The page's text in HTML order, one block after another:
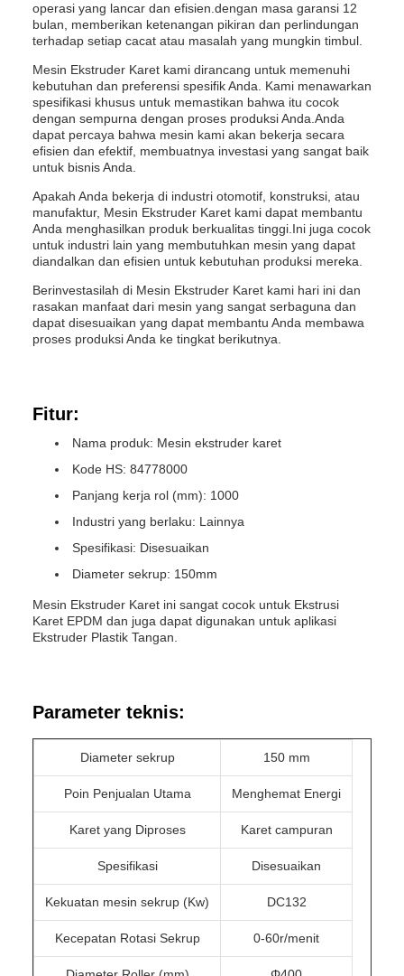
operasi yang lancar dan efisien.dengan masa garansi 12
bulan, memberikan ketenangan pikiran dan perlindungan
terhadap setiap cacat atau masalah yang mungkin timbul.
Mesin Ekstruder Karet kami dirancang untuk memenuhi
kebutuhan dan preferensi spesifik Anda. Kami menawarkan
spesifikasi khusus untuk memastikan bahwa itu cocok
dengan sempurna dengan proses produksi Anda.Anda
dapat percaya bahwa mesin kami akan bekerja secara
efisien dan efektif, membuatnya investasi yang sangat baik
untuk bisnis Anda.
Apakah Anda bekerja di industri otomotif, konstruksi, atau
manufaktur, Mesin Ekstruder Karet kami dapat membantu
Anda menghasilkan produk berkualitas tinggi.Ini juga cocok
untuk industri lain yang membutuhkan mesin yang dapat
diandalkan dan efisien untuk kebutuhan produksi mereka.
Berinvestasilah di Mesin Ekstruder Karet kami hari ini dan
rasakan manfaat dari mesin yang sangat serbaguna dan
dapat disesuaikan yang dapat membantu Anda membawa
proses produksi Anda ke tingkat berikutnya.
Fitur:
Nama produk: Mesin ekstruder karet
Kode HS: 84778000
Panjang kerja rol (mm): 1000
Industri yang berlaku: Lainnya
Spesifikasi: Disesuaikan
Diameter sekrup: 150mm
Mesin Ekstruder Karet ini sangat cocok untuk Ekstrusi
Karet EPDM dan juga dapat digunakan untuk aplikasi
Ekstruder Plastik Tangan.
Parameter teknis:
Diameter sekrup 150 mm
Poin Penjualan Utama Menghemat Energi
Karet yang Diproses Karet campuran
Spesifikasi Disesuaikan
Kekuatan mesin sekrup (Kw) DC132
Kecepatan Rotasi Sekrup 0-60r/menit